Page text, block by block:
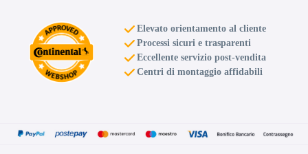
Elevato orientamento al cliente
Processi sicuri e trasparenti
Eccellente servizio post-vendita
Centri di montaggio affidabili